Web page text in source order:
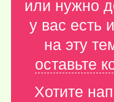
или нужно
у вас есть
на эту
оставьте
Хотите